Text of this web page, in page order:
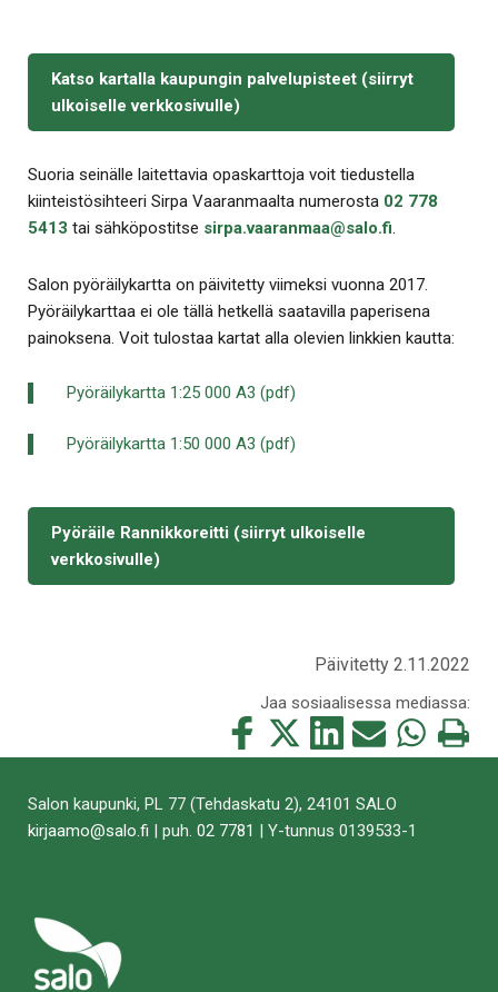
Katso kartalla kaupungin palvelupisteet (siirryt
ulkoiselle verkkosivulle)
Suoria seinälle laitettavia opaskarttoja voit tiedustella
kiinteistösihteeri Sirpa Vaaranmaalta numerosta 02 778
5413 tai sähköpostitse sirpa.​vaaranmaa​@​salo.​fi​.
Salon pyöräilykartta on päivitetty viimeksi vuonna 2017.
Pyöräilykarttaa ei ole tällä hetkellä saatavilla paperisena
painoksena. Voit tulostaa kartat alla olevien linkkien kautta:
Pyöräilykartta 1:25 000 A3 (pdf)
Pyöräilykartta 1:50 000 A3 (pdf)
Pyöräile Rannikkoreitti (siirryt ulkoiselle
verkkosivulle)
Päivitetty 2.11.2022
Jaa sosiaalisessa mediassa:
Jaa
tämä
Jaa
tämä
Jaa
tämä
Jaa
tämä
Jaa
tämä
Tulosta
tämä
Salon kaupunki, PL 77 (Tehdaskatu 2), 24101 SALO
kirjaamo@salo.fi | puh. 02 7781 | Y-tunnus 0139533-1